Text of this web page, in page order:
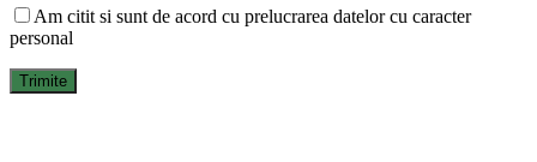
Am citit si sunt de acord cu prelucrarea datelor cu caracter
personal